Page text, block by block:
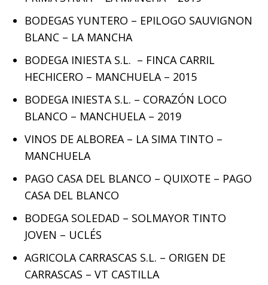
BODEGAS YUNTERO – EPILOGO SAUVIGNON
BLANC – LA MANCHA
BODEGA INIESTA S.L. – FINCA CARRIL
HECHICERO – MANCHUELA – 2015
BODEGA INIESTA S.L. – CORAZÓN LOCO
BLANCO – MANCHUELA – 2019
VINOS DE ALBOREA – LA SIMA TINTO –
MANCHUELA
PAGO CASA DEL BLANCO – QUIXOTE – PAGO
CASA DEL BLANCO
BODEGA SOLEDAD – SOLMAYOR TINTO
JOVEN – UCLÉS
AGRICOLA CARRASCAS S.L. – ORIGEN DE
CARRASCAS – VT CASTILLA